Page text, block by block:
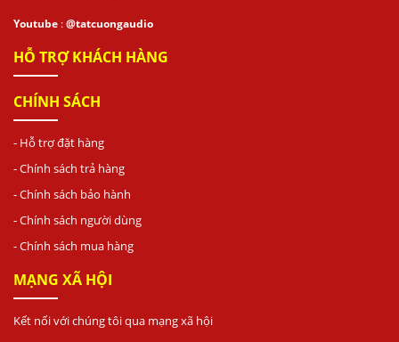
Youtube :@tatcuongaudio
HỖ TRỢ KHÁCH HÀNG
CHÍNH SÁCH
- Hỗ trợ đặt hàng
- Chính sách trả hàng
- Chính sách bảo hành
- Chính sách người dùng
- Chính sách mua hàng
MẠNG XÃ HỘI
Kết nối với chúng tôi qua mạng xã hội